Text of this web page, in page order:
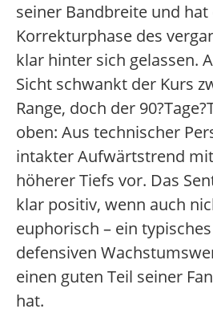
seiner Bandbreite und
Korrekturphase des
klar hinter sich gelassen.
Sicht schwankt der Kurs
Range, doch der
oben: Aus technischer
intakter Aufwärtstrend
höherer Tiefs vor. Das
klar positiv, wenn auch
euphorisch – ein
defensiven
einen guten Teil seiner
hat.